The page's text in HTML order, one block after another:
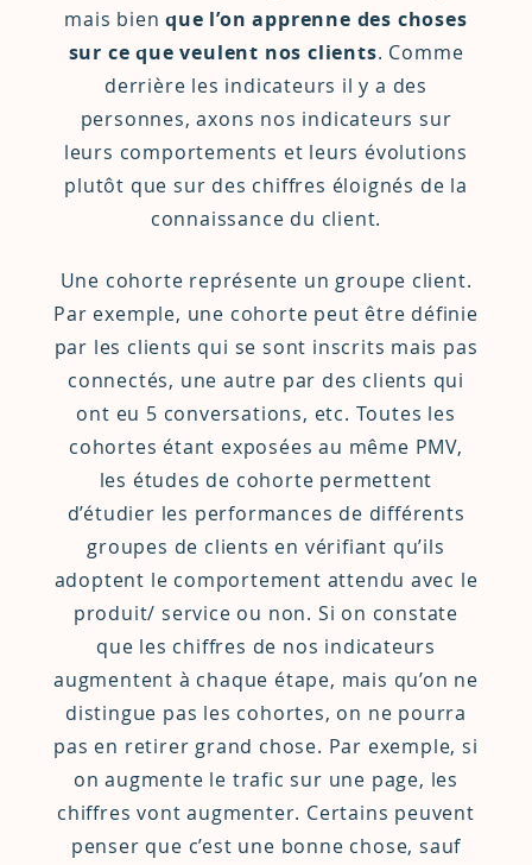
mais bienque l’on apprenne des choses
sur ce que veulent nos clients. Comme
derrière les indicateurs il y a des
personnes, axons nos indicateurs sur
leurs comportements et leurs évolutions
plutôt que sur des chiffres éloignés de la
connaissance du client.
Une cohorte représente un groupe client.
Par exemple, une cohorte peut être définie
par les clients qui se sont inscrits mais pas
connectés, une autre par des clients qui
ont eu 5 conversations, etc. Toutes les
cohortes étant exposées au même PMV,
les études de cohorte permettent
d’étudier les performances de différents
groupes de clients en vérifiant qu’ils
adoptent le comportement attendu avec le
produit/ service ou non. Si on constate
que les chiffres de nos indicateurs
augmentent à chaque étape, mais qu’on ne
distingue pas les cohortes, on ne pourra
pas en retirer grand chose. Par exemple, si
on augmente le trafic sur une page, les
chiffres vont augmenter. Certains peuvent
penser que c’est une bonne chose, sauf